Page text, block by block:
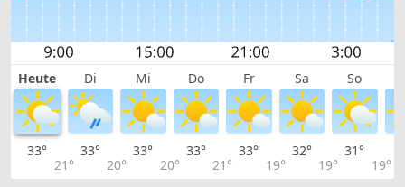
Heute Di Mi Do Fr Sa So
33°
21°
33°
20°
33°
20°
33°
21°
33°
19°
32°
19°
31°
19°